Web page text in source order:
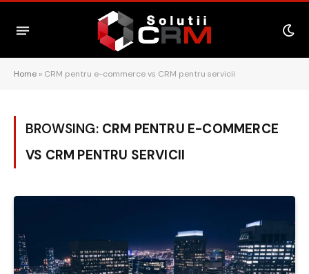
Home » CRM pentru e-commerce vs CRM pentru servicii
BROWSING: CRM PENTRU E-COMMERCE
VS CRM PENTRU SERVICII